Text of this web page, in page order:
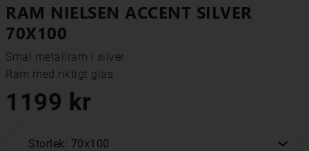
RAM NIELSEN ACCENT SILVER
70X100
Smal metallram i silver
Ram med riktigt glas
1199 kr
Storlek: 70x100